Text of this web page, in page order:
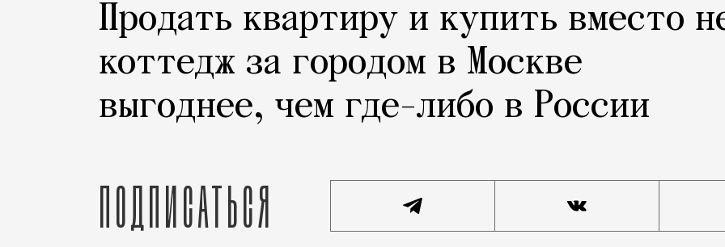
Продать квартиру и купить вместо
коттедж за городом в Москве
выгоднее, чем где-либо в России
Подписаться